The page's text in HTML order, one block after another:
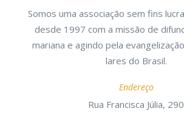
Somos uma associação sem fins
desde 1997 com a missão de
mariana e agindo pela
lares do Brasil.
Endereço
Rua Francisca Júlia, 290